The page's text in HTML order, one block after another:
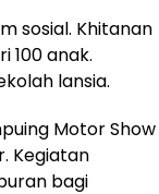
sosial. Khitanan
100 anak.
lansia.
Motor Show
Kegiatan
bagi